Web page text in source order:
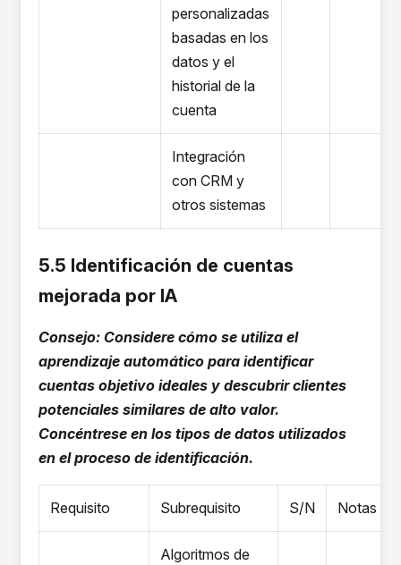
personalizadas
basadas en los
datos y el
historial de la
cuenta
Integración
con CRM y
otros sistemas
5.5 Identificación de cuentas
mejorada por IA
Consejo: Considere cómo se utiliza el
aprendizaje automático para identificar
cuentas objetivo ideales y descubrir clientes
potenciales similares de alto valor.
Concéntrese en los tipos de datos utilizados
en el proceso de identificación.
Requisito Subrequisito S/N Notas
Algoritmos de